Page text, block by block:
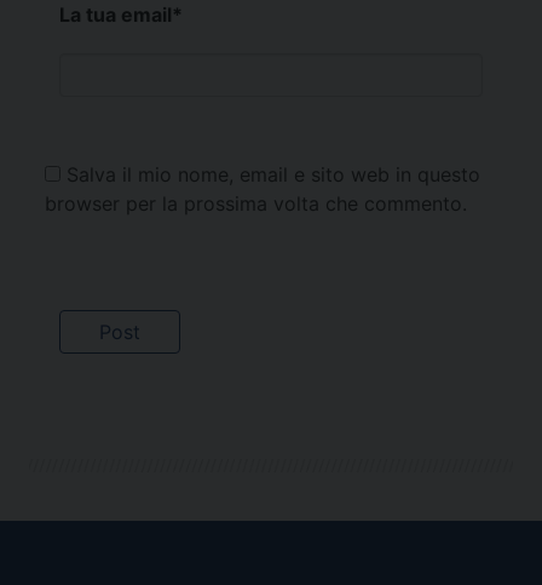
La tua email*
Salva il mio nome, email e sito web in questo
browser per la prossima volta che commento.